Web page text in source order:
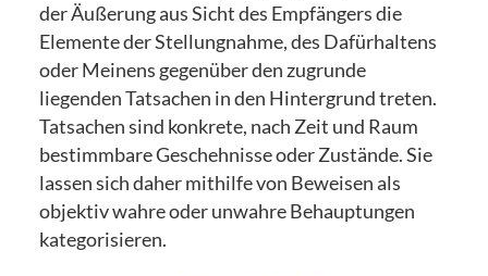
der Äußerung aus Sicht des Empfängers die
Elemente der Stellungnahme, des Dafürhaltens
oder Meinens gegenüber den zugrunde
liegenden Tatsachen in den Hintergrund treten.
Tatsachen sind konkrete, nach Zeit und Raum
bestimmbare Geschehnisse oder Zustände. Sie
lassen sich daher mithilfe von Beweisen als
objektiv wahre oder unwahre Behauptungen
kategorisieren.